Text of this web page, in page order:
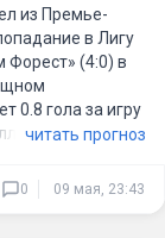
из Премье-
в Лигу
Форест» (4:0) в
0.8 гола за игру
- 2.
читать прогноз
0 09 мая, 23:43